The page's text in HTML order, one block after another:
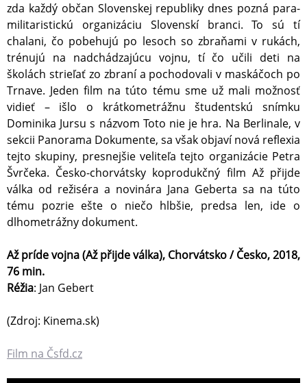
zda každý občan Slovenskej republiky dnes pozná para-
militaristickú organizáciu Slovenskí branci. To sú tí
chalani, čo pobehujú po lesoch so zbraňami v rukách,
trénujú na nadchádzajúcu vojnu, tí čo učili deti na
školách strieľať zo zbraní a pochodovali v maskáčoch po
Trnave. Jeden film na túto tému sme už mali možnosť
vidieť – išlo o krátkometrážnu študentskú snímku
Dominika Jursu s názvom Toto nie je hra. Na Berlinale, v
sekcii Panorama Dokumente, sa však objaví nová reflexia
tejto skupiny, presnejšie veliteľa tejto organizácie Petra
Švrčeka. Česko-chorvátsky koprodukčný film Až přijde
válka od režiséra a novinára Jana Geberta sa na túto
tému pozrie ešte o niečo hlbšie, predsa len, ide o
dlhometrážny dokument.
Až príde vojna (Až přijde válka), Chorvátsko / Česko, 2018,
76 min.
Réžia: Jan Gebert
(Zdroj: Kinema.sk)
Film na Čsfd.cz